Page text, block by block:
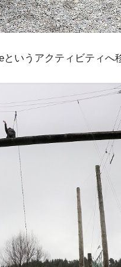
というアクティビティへ